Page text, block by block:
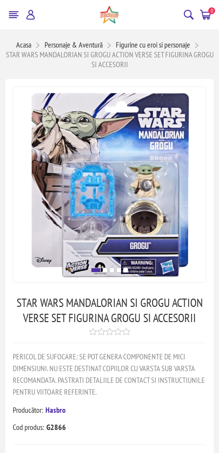
0
Acasa Personaje & Aventură
Figurine cu eroi si personaje
STAR WARS MANDALORIAN SI GROGU ACTION VERSE SET FIGURINA GROGU
SI ACCESORII
STAR WARS MANDALORIAN SI GROGU ACTION
VERSE SET FIGURINA GROGU SI ACCESORII
PERICOL DE SUFOCARE: SE POT GENERA COMPONENTE DE MICI
DIMENSIUNI. NU ESTE DESTINAT COPIILOR CU VARSTA SUB VARSTA
RECOMANDATA. PASTRATI DETALIILE DE CONTACT SI INSTRUCTIUNILE
PENTRU VIITOARE REFERINTE.
Producător: Hasbro
Cod produs: G2866